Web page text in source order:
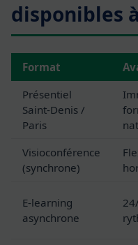
disponibles
Format
Présentiel
Saint-Denis /
Paris
Visioconférence
(synchrone)
E-learning
asynchrone